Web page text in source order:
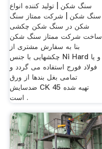
سنگ شکن | تولید کننده انواع
سنگ شکن | شرکت ممتاز سنگ
شکن در سنگ شکن چکشی
ساخت شرکت ممتاز سنگ شکن
بنا به سفارش مشتری از
چکشهایی با جنس Ni Hard و یا
فولاد فورج استفاده می گردد و
تمامی بغل بندها از ورق
ضدسایش CK 45 تهیه شده
است .